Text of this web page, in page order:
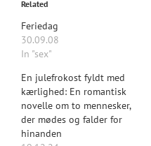
Related
Feriedag
30.09.08
In "sex"
En julefrokost fyldt med
kærlighed: En romantisk
novelle om to mennesker,
der mødes og falder for
hinanden